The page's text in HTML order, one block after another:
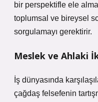
bir perspektifle ele
toplumsal ve bireysel
sorgulamayı gerektirir.
Meslek ve Ahlaki
İş dünyasında
çağdaş felsefenin